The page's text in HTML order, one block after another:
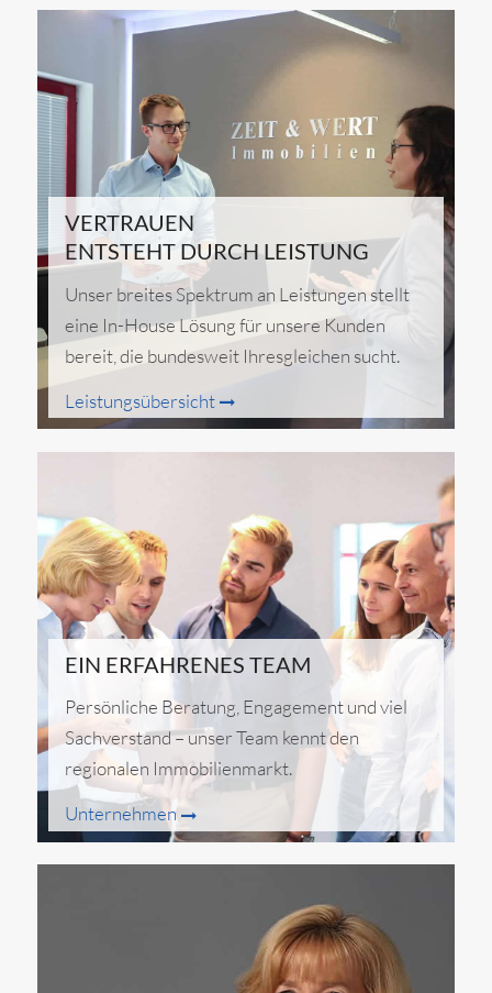
VERTRAUEN
ENTSTEHT DURCH LEISTUNG
Unser breites Spektrum an Leistungen stellt
eine In-House Lösung für unsere Kunden
bereit, die bundesweit Ihresgleichen sucht.
Leistungsübersicht
EIN ERFAHRENES TEAM
Persönliche Beratung, Engagement und viel
Sachverstand – unser Team kennt den
regionalen Immobilienmarkt.
Unternehmen